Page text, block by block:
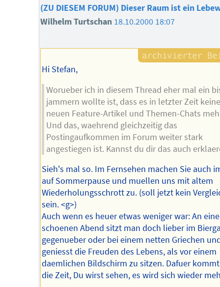
(ZU DIESEM FORUM) Dieser Raum ist ein
Wilhelm Turtschan 18.10.2000 18:07
Hi Stefan,
Worueber ich in diesem Thread eher mal ein
jammern wollte ist, dass es in letzter Zeit
neuen Feature-Artikel und Themen-Chats
Und das, waehrend gleichzeitig das
Postingaufkommen im Forum weiter stark
angestiegen ist. Kannst du dir das auch
Sieh's mal so. Im Fernsehen machen Sie auch
auf Sommerpause und muellen uns mit altem
Wiederholungsschrott zu. (soll jetzt kein
sein. <g>)
Auch wenn es heuer etwas weniger war: An
schoenen Abend sitzt man doch lieber im
gegenueber oder bei einem netten Griechen
geniesst die Freuden des Lebens, als vor einem
daemlichen Bildschirm zu sitzen. Dafuer
die Zeit, Du wirst sehen, es wird sich wieder